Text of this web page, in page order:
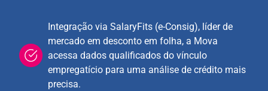
Integração via SalaryFits (e-Consig), líder de
mercado em desconto em folha, a Mova
acessa dados qualificados do vínculo
empregatício para uma análise de crédito mais
precisa.